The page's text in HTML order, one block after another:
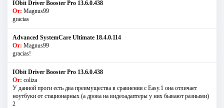
IObit Driver Booster Pro 13.6.0.438
От: Magnus99
gracias
Advanced SystemCare Ultimate 18.4.0.114
От: Magnus99
gracias!
IObit Driver Booster Pro 13.6.0.438
От: coliza
У данной проги есть два преимущества в сравнении с Easy.1 она отличает
ноутбуки от стационарных (а дрова на видеоадаптеры у них бывают разными)
2